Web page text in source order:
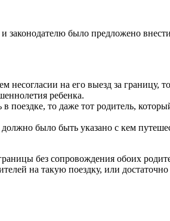
было предложено
на его выезд за границу,
ребенка.
то даже тот родитель,
было быть указано с кем
без сопровождения обоих
на такую поездку, или